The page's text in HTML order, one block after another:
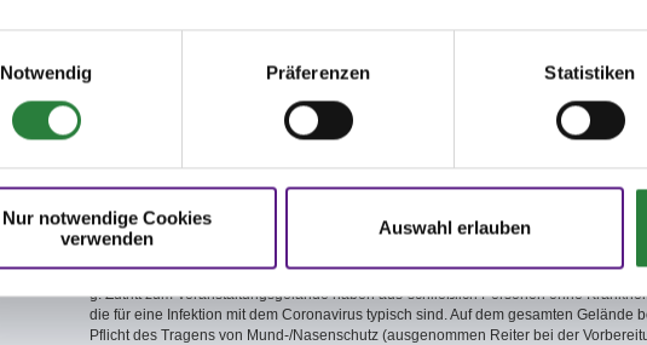
Notwendig
Präferenzen Statistiken
Nur notwendige Cookies
verwenden
Auswahl erlauben
c. Zuschauer, sowie sonstige Personen, die nicht Reiter oder dem Reiter
nicht gestattet.
d. Reiter und Pferdepfleger dürfen nur am Prüfungstag anwesend sein, an dem das
e. Die gültige Tages-Einlassberechtigung (Tagesband) ist ständig zu tragen und bei
vorzuzeigen.
f. Anreise: Den Anweisungen des eingesetzten Ordnungsdienstes ist uneingeschränkt
g. Zutritt zum Veranstaltungsgelände haben aus-schließlich Personen ohne
die für eine Infektion mit dem Coronavirus typisch sind. Auf dem gesamten Gelände
Pflicht des Tragens von Mund-/Nasenschutz (ausgenommen Reiter bei der